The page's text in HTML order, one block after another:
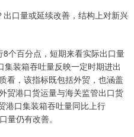
口量或延续改善，结构上对新兴
个百分点，短期来看实际出口量
集装箱吞吐量反映一定时期进出
看，该指标既包括外贸，也涵盖
贸港口货运量与海关监管出口货
港口集装箱吞吐量同比上行
量仍有改善。